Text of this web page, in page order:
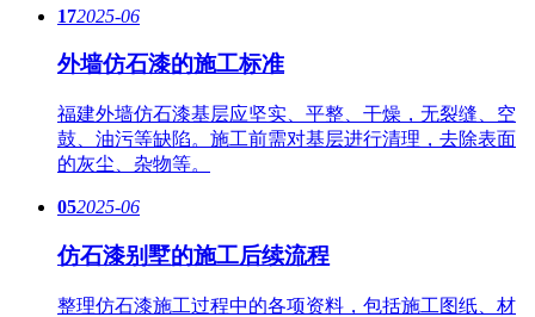
172025-06
外墙仿石漆的施工标准
福建外墙仿石漆基层应坚实、平整、干燥，无裂缝、空
鼓、油污等缺陷。施工前需对基层进行清理，去除表面
的灰尘、杂物等。
052025-06
仿石漆别墅的施工后续流程
整理仿石漆施工过程中的各项资料，包括施工图纸、材